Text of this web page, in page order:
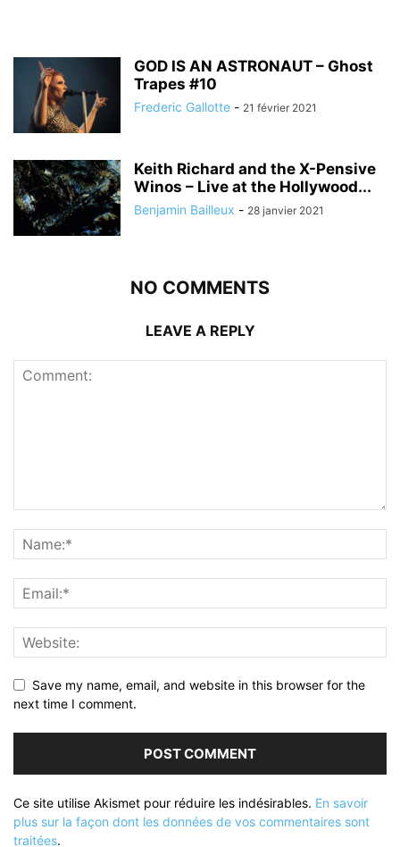
GOD IS AN ASTRONAUT – Ghost
Trapes #10
Frederic Gallotte - 21 février 2021
Keith Richard and the X-Pensive
Winos – Live at the Hollywood...
Benjamin Bailleux - 28 janvier 2021
NO COMMENTS
LEAVE A REPLY
Save my name, email, and website in this browser for the
next time I comment.
Ce site utilise Akismet pour réduire les indésirables. En savoir
plus sur la façon dont les données de vos commentaires sont
traitées.